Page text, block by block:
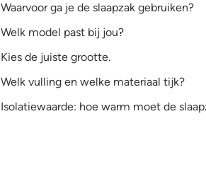
Waarvoor ga je de slaapzak gebruiken?
Welk model past bij jou?
Kies de juiste grootte.
Welk vulling en welke materiaal tijk?
Isolatiewaarde: hoe warm moet de